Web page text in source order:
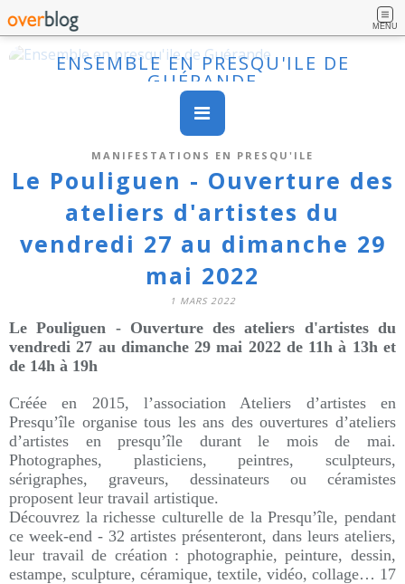
MENU
ENSEMBLE EN PRESQU'ILE DE
GUÉRANDE
MANIFESTATIONS EN PRESQU'ILE
Le Pouliguen - Ouverture des
ateliers d'artistes du
vendredi 27 au dimanche 29
mai 2022
1 MARS 2022
Le Pouliguen - Ouverture des ateliers d'artistes du
vendredi 27 au dimanche 29 mai 2022 de 11h à 13h et
de 14h à 19h
Créée en 2015, l’association Ateliers d’artistes en
Presqu’île organise tous les ans des ouvertures d’ateliers
d’artistes en presqu’île durant le mois de mai.
Photographes, plasticiens, peintres, sculpteurs,
sérigraphes, graveurs, dessinateurs ou céramistes
proposent leur travail artistique.
Découvrez la richesse culturelle de la Presqu’île, pendant
ce week-end - 32 artistes présenteront, dans leurs ateliers,
leur travail de création : photographie, peinture, dessin,
estampe, sculpture, céramique, textile, vidéo, collage… 17